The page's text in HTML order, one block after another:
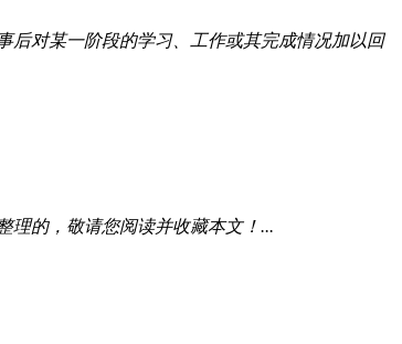
后对某一阶段的学习、工作或其完成情况加以回
理的，敬请您阅读并收藏本文！...